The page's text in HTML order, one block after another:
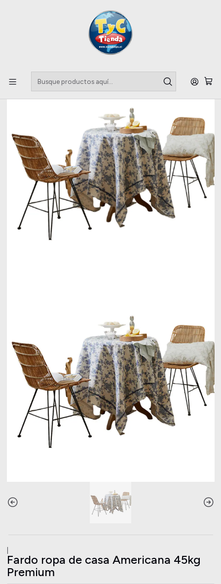
Llegaste a tu Importadora de Fardos !!
Inicio
Ropa Casa
Fardo ropa de casa Americana 45kg Premium
Fardo ropa de casa Americana 45kg
Premium